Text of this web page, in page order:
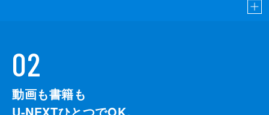
02
動画も書籍も